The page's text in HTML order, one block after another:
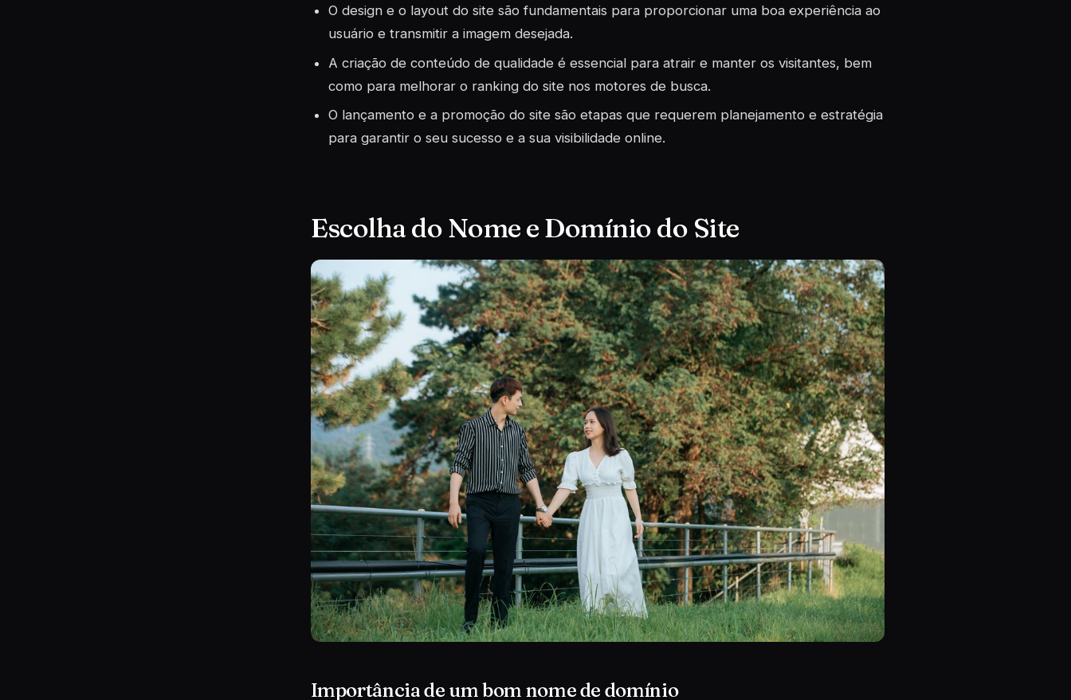
O design e o layout do site são fundamentais para proporcionar uma boa experiência ao
usuário e transmitir a imagem desejada.
A criação de conteúdo de qualidade é essencial para atrair e manter os visitantes, bem
como para melhorar o ranking do site nos motores de busca.
O lançamento e a promoção do site são etapas que requerem planejamento e estratégia
para garantir o seu sucesso e a sua visibilidade online.
Escolha do Nome e Domínio do Site
Importância de um bom nome de domínio